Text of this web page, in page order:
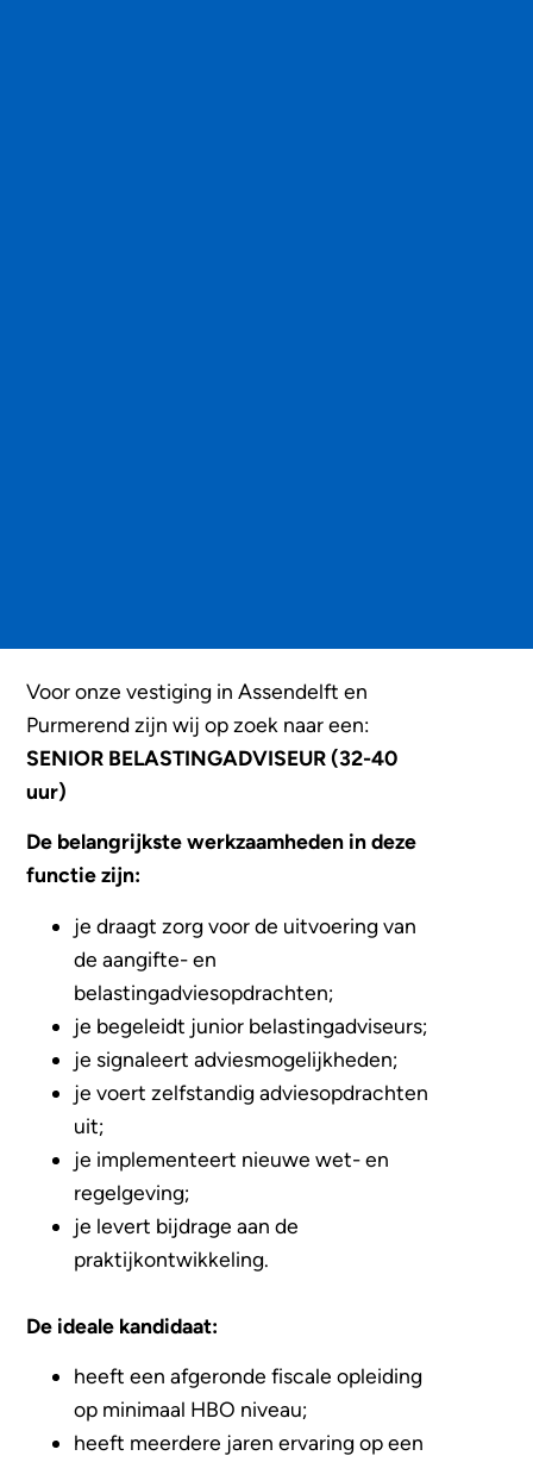
Voor onze vestiging in Assendelft en
Purmerend zijn wij op zoek naar een:
SENIOR BELASTINGADVISEUR (32-40
uur)
De belangrijkste werkzaamheden in deze
functie zijn:
je draagt zorg voor de uitvoering van
de aangifte- en
belastingadviesopdrachten;
je begeleidt junior belastingadviseurs;
je signaleert adviesmogelijkheden;
je voert zelfstandig adviesopdrachten
uit;
je implementeert nieuwe wet- en
regelgeving;
je levert bijdrage aan de
praktijkontwikkeling.
De ideale kandidaat:
heeft een afgeronde fiscale opleiding
op minimaal HBO niveau;
heeft meerdere jaren ervaring op een